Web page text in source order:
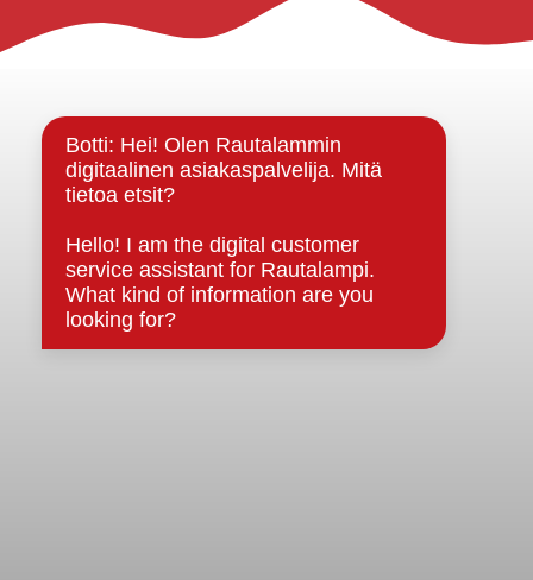
Rautalammin kunta
Strategiat, ohjelmat, ohjeet, suunnitelmat, säännöt ja
sopimukset
Asiakirjajulkisuuskuvaus
Evästeet
Saavutettavuusseloste
Tietosuoja
Tietosuojaselosteet